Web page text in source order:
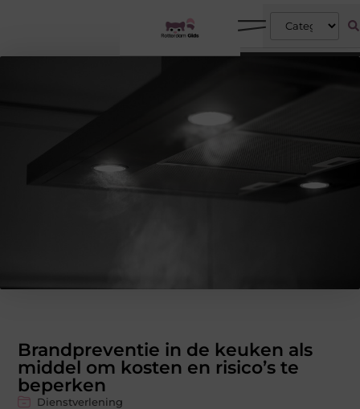
Brandpreventie in de keuken als
middel om kosten en risico’s te
beperken
Dienstverlening